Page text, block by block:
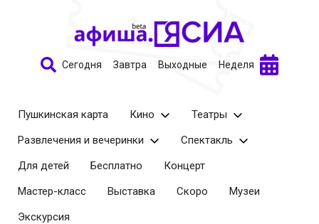
Сегодня Завтра Выходные Неделя
Пушкинская карта Кино
Театры
Развлечения и вечеринки
Спектакль
Для детей
Бесплатно
Концерт
Мастер-класс
Выставка Скоро
Музеи
Экскурсия